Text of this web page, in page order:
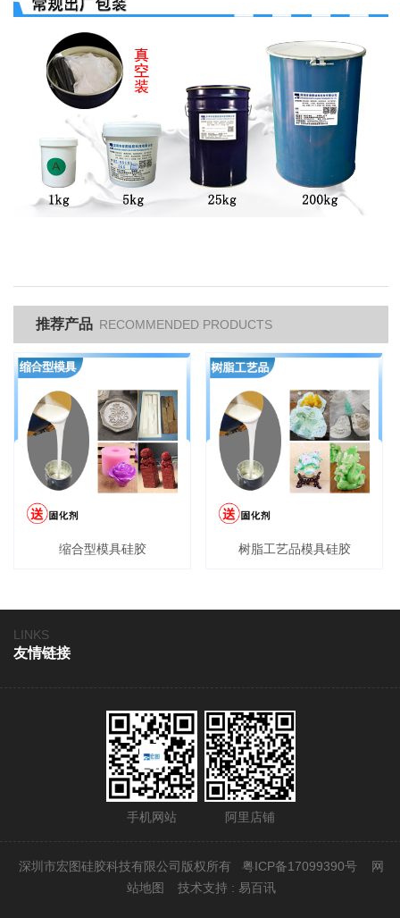
推荐产品 RECOMMENDED PRODUCTS
缩合型模具硅胶 树脂工艺品模具硅胶
LINKS
友情链接
手机网站 阿里店铺
深圳市宏图硅胶科技有限公司版权所有 粤ICP备17099390号
网
站地图
技术支持 : 易百讯